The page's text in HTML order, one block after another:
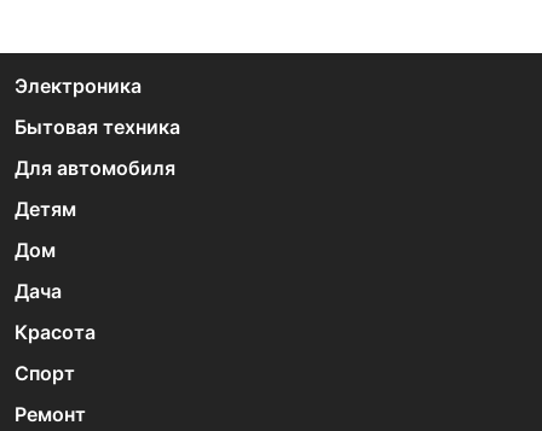
Электроника
Бытовая техника
Для автомобиля
Детям
Дом
Дача
Красота
Спорт
Ремонт